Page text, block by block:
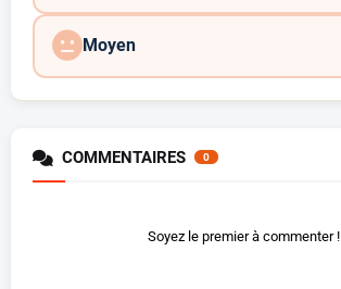
Moyen
COMMENTAIRES 0
Soyez le premier à commenter !